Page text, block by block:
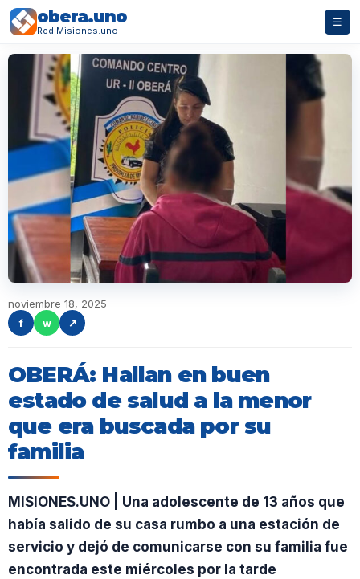
obera.uno
Red Misiones.uno
☰
noviembre 18, 2025
f
w ↗
OBERÁ: Hallan en buen
estado de salud a la menor
que era buscada por su
familia
MISIONES.UNO | Una adolescente de 13 años que
había salido de su casa rumbo a una estación de
servicio y dejó de comunicarse con su familia fue
encontrada este miércoles por la tarde